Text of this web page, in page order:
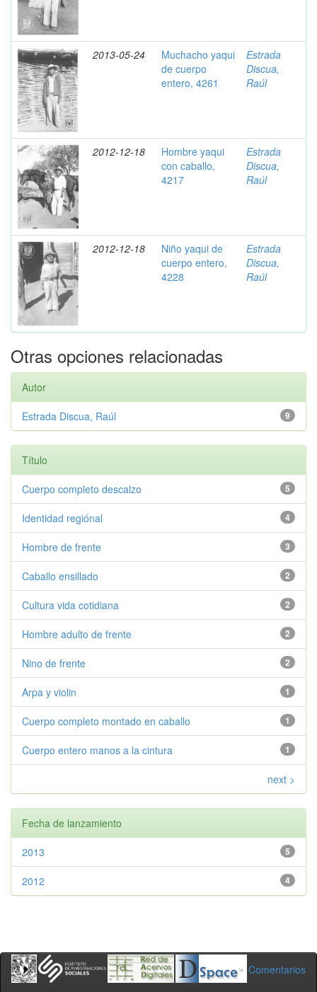
2013-05-24
Muchacho yaqui
de cuerpo
entero, 4261
Estrada
Discua,
Raúl
2012-12-18
Hombre yaqui
con caballo,
4217
Estrada
Discua,
Raúl
2012-12-18
Niño yaqui de
cuerpo entero,
4228
Estrada
Discua,
Raúl
Otras opciones relacionadas
Autor
9
Estrada Discua, Raúl
Título
5
Cuerpo completo descalzo
4
Identidad regiónal
3
Hombre de frente
2
Caballo ensillado
2
Cultura vida cotidiana
2
Hombre adulto de frente
2
Nino de frente
1
Arpa y violin
1
Cuerpo completo montado en caballo
1
Cuerpo entero manos a la cintura
next >
Fecha de lanzamiento
5
2013
4
2012
Comentarios